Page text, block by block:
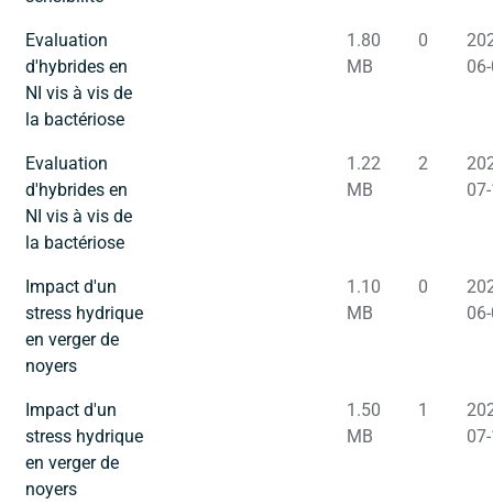
Evaluation
d'hybrides en
NI vis à vis de
la bactériose
1.80
MB
0
Evaluation
d'hybrides en
NI vis à vis de
la bactériose
1.22
MB
2
Impact d'un
stress hydrique
en verger de
noyers
1.10
MB
0
Impact d'un
stress hydrique
en verger de
noyers
1.50
MB
1